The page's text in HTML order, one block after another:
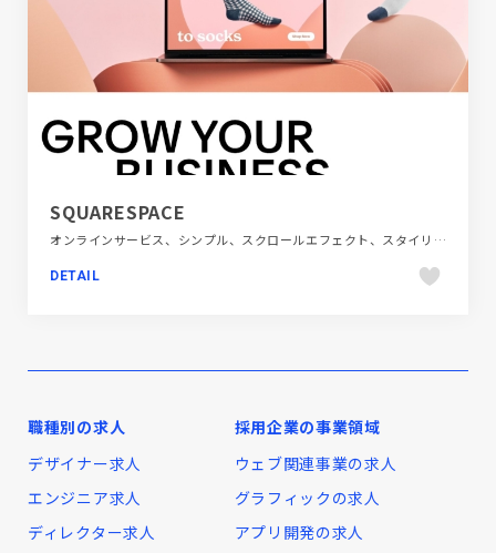
SQUARESPACE
オンラインサービス、シンプル、スクロールエフェクト、スタイリッシュ、ダイナミック、ピンク系、フラットデザイン、ブラック系 、ブランド・サービスサイト、ホワイト系、ポップ、モーション多め、大きめ写真、海外サイト
DETAIL
職種別の求人
デザイナー求人
エンジニア求人
ディレクター求人
採用企業の事業領域
ウェブ関連事業の求人
グラフィックの求人
アプリ開発の求人